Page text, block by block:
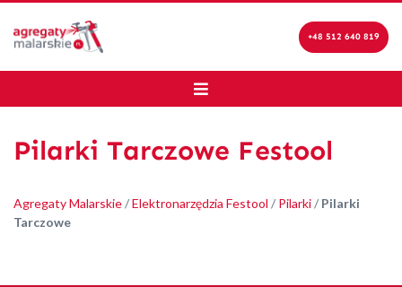
+48 512 640 819
Pilarki Tarczowe Festool
Agregaty Malarskie/Elektronarzędzia Festool / Pilarki/ Pilarki
Tarczowe